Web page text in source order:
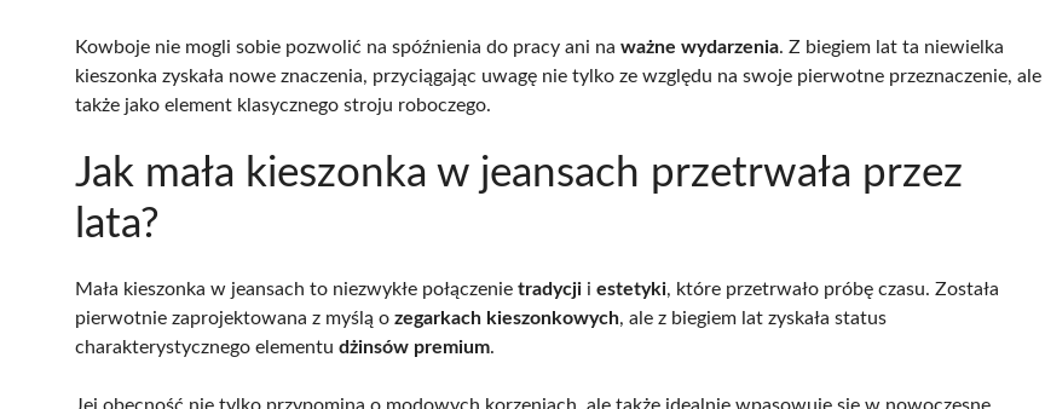
Kowboje nie mogli sobie pozwolić na spóźnienia do pracy ani na ważne wydarzenia. Z biegiem lat ta niewielka
kieszonka zyskała nowe znaczenia, przyciągając uwagę nie tylko ze względu na swoje pierwotne przeznaczenie, ale
także jako element klasycznego stroju roboczego.
Jak mała kieszonka w jeansach przetrwała przez
lata?
Mała kieszonka w jeansach to niezwykłe połączenie tradycji i estetyki, które przetrwało próbę czasu. Została
pierwotnie zaprojektowana z myślą o zegarkach kieszonkowych, ale z biegiem lat zyskała status
charakterystycznego elementu dżinsów premium.